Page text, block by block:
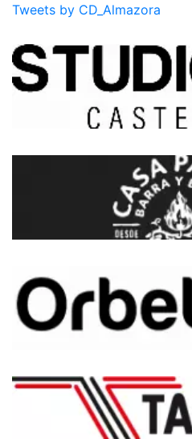
Tweets by CD_Almazora